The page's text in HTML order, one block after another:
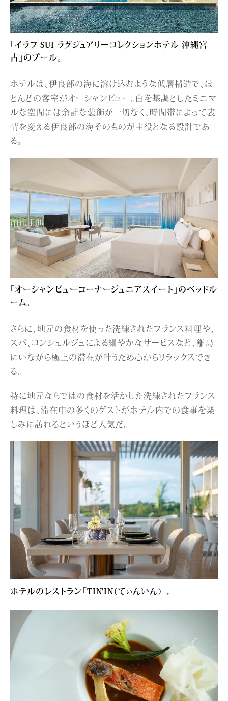
「イラフ SUI ラグジュアリーコレクションホテル 沖縄宮
古」のプール。
ホテルは、伊良部の海に溶け込むような低層構造で、ほ
とんどの客室がオーシャンビュー。白を基調としたミニマ
ルな空間には余計な装飾が一切なく、時間帯によって表
情を変える伊良部の海そのものが主役となる設計であ
る。
「オーシャンビューコーナージュニアスイート」のベッドル
ーム。
さらに、地元の食材を使った洗練されたフランス料理や、
スパ、コンシェルジュによる細やかなサービスなど、離島
にいながら極上の滞在が叶うため心からリラックスでき
る。
特に地元ならではの食材を活かした洗練されたフランス
料理は、滞在中の多くのゲストがホテル内での食事を楽
しみに訪れるというほど人気だ。
ホテルのレストラン「TIN'IN（てぃんいん）」。